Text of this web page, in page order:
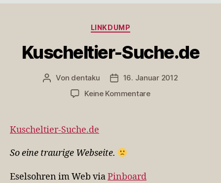
Kategorien
LINKDUMP
Kuscheltier-Suche.de
Beitragsautor
Von dentaku Veröffentlichungsdatum
16. Januar 2012
Keine Kommentarezu
Kuscheltier-Suche.de
So eine traurige Webseite.
Eselsohren im Web viaPinboard